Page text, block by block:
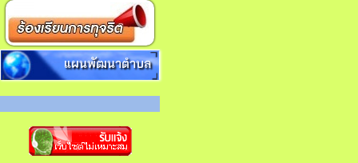
แผนพัฒนาตำบล